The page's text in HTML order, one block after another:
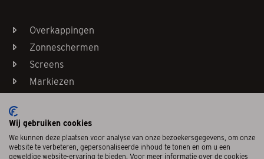
Overkappingen
Zonneschermen
Screens
Markiezen
Wij gebruiken cookies
We kunnen deze plaatsen voor analyse van onze bezoekersgegevens, om onze
website te verbeteren, gepersonaliseerde inhoud te tonen en om u een
geweldige website-ervaring te bieden. Voor meer informatie over de cookies